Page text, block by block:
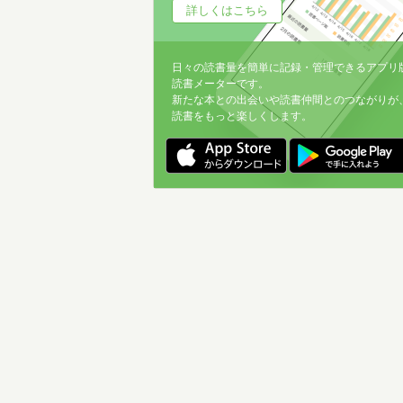
詳しくはこちら
日々の読書量を簡単に記録・管理できるアプリ
読書メーターです。
新たな本との出会いや読書仲間とのつながりが
読書をもっと楽しくします。